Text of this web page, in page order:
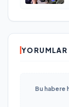
Bu habere